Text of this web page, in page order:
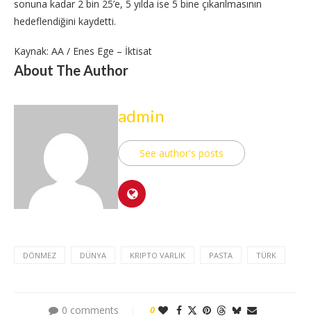
sonuna kadar 2 bin 25’e, 5 yılda ise 5 bine çıkarılmasının
hedeflendiğini kaydetti.
Kaynak: AA / Enes Ege – İktisat
About The Author
admin
See author's posts
DÖNMEZ DÜNYA KRIPTO VARLIK PASTA TÜRK
0 comments 0